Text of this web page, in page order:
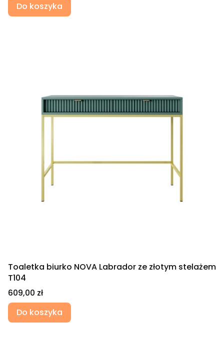
Do koszyka
Toaletka biurko NOVA Labrador ze złotym stelażem
T104
Cena
609,00 zł
Do koszyka